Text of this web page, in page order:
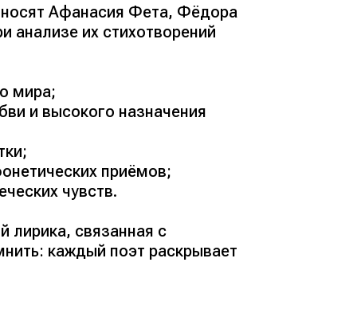
Афанасия Фета, Фёдора
анализе их стихотворений
мира;
и высокого назначения
приёмов;
чувств.
лирика, связанная с
каждый поэт раскрывает